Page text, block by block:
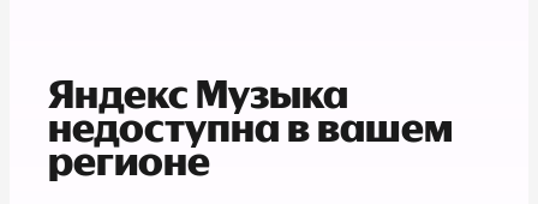
Яндекс Музыка
недоступна в вашем
регионе